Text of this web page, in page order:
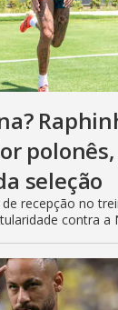
seleção
recepção no
contra a